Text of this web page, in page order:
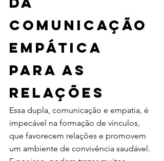
comunicação
empática
para as
relações
Essa dupla, comunicação e empatia, é
impecável na formação de vínculos,
que favorecem relações e promovem
um ambiente de convivência saudável.